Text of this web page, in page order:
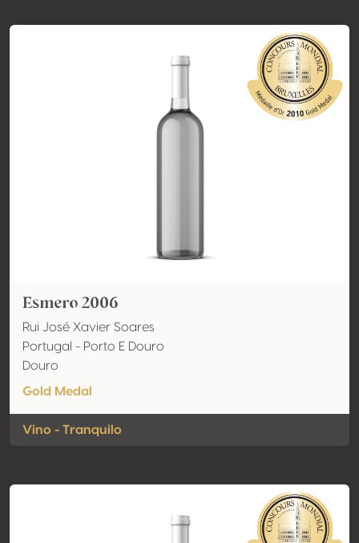
Esmero 2006
Rui José Xavier Soares
Portugal - Porto E Douro
Douro
Gold Medal
Vino - Tranquilo